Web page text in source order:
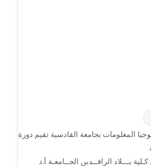
المعلومات بجامعة القادسية تقيم دورة
بـــلاد الرافــدين الجــامعـة أ.د